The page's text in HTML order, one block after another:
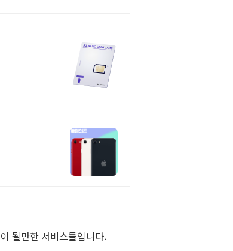
될만한 서비스들입니다.